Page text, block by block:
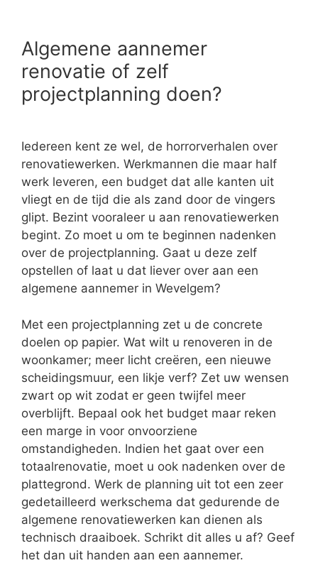
Algemene aannemer
renovatie of zelf
projectplanning doen?
Iedereen kent ze wel, de horrorverhalen over
renovatiewerken. Werkmannen die maar half
werk leveren, een budget dat alle kanten uit
vliegt en de tijd die als zand door de vingers
glipt. Bezint vooraleer u aan renovatiewerken
begint. Zo moet u om te beginnen nadenken
over de projectplanning. Gaat u deze zelf
opstellen of laat u dat liever over aan een
algemene aannemer in Wevelgem?
Met een projectplanning zet u de concrete
doelen op papier. Wat wilt u renoveren in de
woonkamer; meer licht creëren, een nieuwe
scheidingsmuur, een likje verf? Zet uw wensen
zwart op wit zodat er geen twijfel meer
overblijft. Bepaal ook het budget maar reken
een marge in voor onvoorziene
omstandigheden. Indien het gaat over een
totaalrenovatie, moet u ook nadenken over de
plattegrond. Werk de planning uit tot een zeer
gedetailleerd werkschema dat gedurende de
algemene renovatiewerken kan dienen als
technisch draaiboek. Schrikt dit alles u af? Geef
het dan uit handen aan een aannemer.